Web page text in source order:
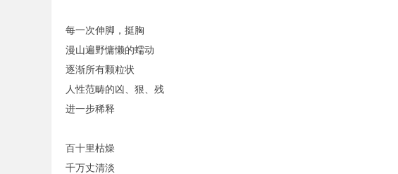
每一次伸脚，挺胸
漫山遍野慵懒的蠕动
逐渐所有颗粒状
人性范畴的凶、狠、残
进一步稀释
百十里枯燥
千万丈清淡